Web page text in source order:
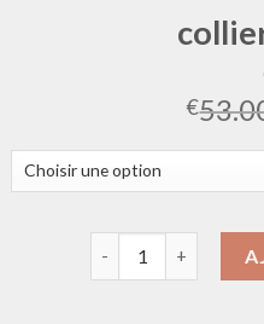
€